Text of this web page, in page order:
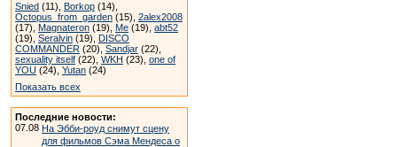
Snied (11), Borkop (14),
Octopus_from_garden (15), 2alex2008
(17), Magnateron (19), Me (19), abt52
(19), Seralvin (19), DISCO
COMMANDER (20), Sandjar (22),
sexuality itself (22), WKH (23), one of
YOU (24), Yutan (24)
Показать всех
Последние новости:
07.08 На Эбби-роуд снимут сцену
для фильмов Сэма Мендеса о